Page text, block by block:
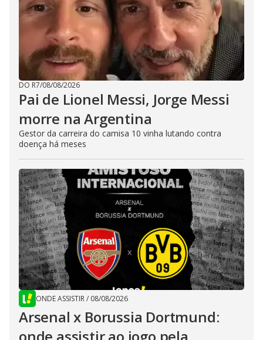
DO R7/08/08/2026
Pai de Lionel Messi, Jorge Messi
morre na Argentina
Gestor da carreira do camisa 10 vinha lutando contra
doença há meses
ONDE ASSISTIR/ 08/08/2026
Arsenal x Borussia Dortmund:
onde assistir ao jogo pela